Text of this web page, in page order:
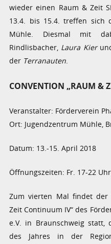
wieder einen Raum & Zeit
13.4. bis 15.4. treffen sich
Mühle. Diesmal mit
Rindlisbacher, Laura Kier
der Terranauten.
CONVENTION „RAUM &
Veranstalter: Förderverein
Ort: Jugendzentrum Mühle,
Datum: 13.-15. April 2018
Öffnungszeiten: Fr. 17-22
Zum vierten Mal findet der
Zeit Continuum IV“ des
e.V. in Braunschweig statt,
des Jahres in der